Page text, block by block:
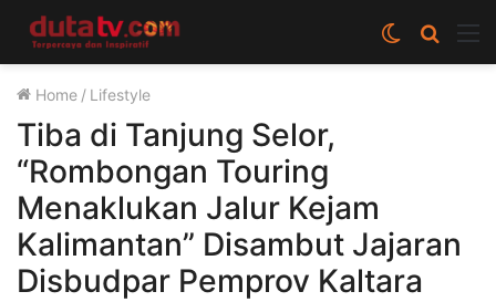
Cari
berita
Switch
skin
Home / Lifestyle
Tiba di Tanjung Selor,
“Rombongan Touring
Menaklukan Jalur Kejam
Kalimantan” Disambut Jajaran
Disbudpar Pemprov Kaltara